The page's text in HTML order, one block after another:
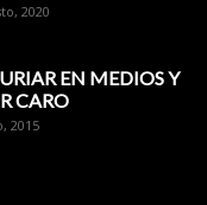
2020
EN MEDIOS Y
CARO
2015